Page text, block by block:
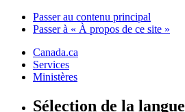
Passer au contenu principal
Passer à « À propos de ce site »
Canada.ca
Services
Ministères
Sélection de la langue